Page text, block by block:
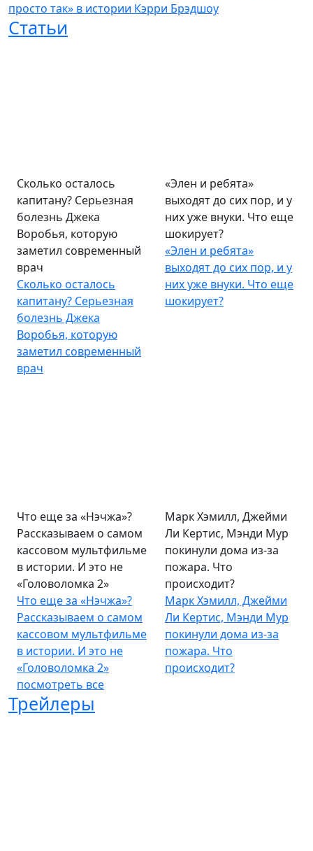
просто так» в истории Кэрри Брэдшоу
Статьи
Сколько осталось
капитану? Серьезная
болезнь Джека
Воробья, которую
заметил современный
врач
Сколько осталось
капитану? Серьезная
болезнь Джека
Воробья, которую
заметил современный
врач
«Элен и ребята»
выходят до сих пор, и у
них уже внуки. Что еще
шокирует?
«Элен и ребята»
выходят до сих пор, и у
них уже внуки. Что еще
шокирует?
Что еще за «Нэчжа»?
Рассказываем о самом
кассовом мультфильме
в истории. И это не
«Головоломка 2»
Что еще за «Нэчжа»?
Рассказываем о самом
кассовом мультфильме
в истории. И это не
«Головоломка 2»
Марк Хэмилл, Джейми
Ли Кертис, Мэнди Мур
покинули дома из-за
пожара. Что
происходит?
Марк Хэмилл, Джейми
Ли Кертис, Мэнди Мур
покинули дома из-за
пожара. Что
происходит?
посмотреть все
Трейлеры